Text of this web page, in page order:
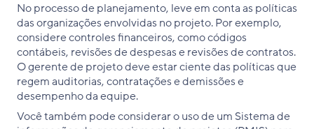
No processo de planejamento, leve em conta as políticas
das organizações envolvidas no projeto. Por exemplo,
considere controles financeiros, como códigos
contábeis, revisões de despesas e revisões de contratos.
O gerente de projeto deve estar ciente das políticas que
regem auditorias, contratações e demissões e
desempenho da equipe.
Você também pode considerar o uso de um Sistema de